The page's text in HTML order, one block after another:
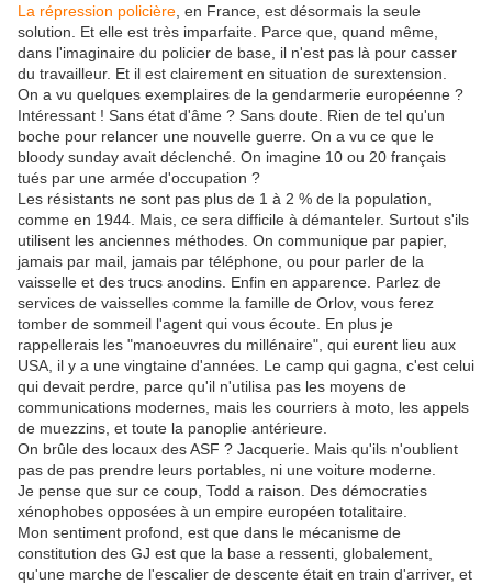
La répression policière , en France, est désormais la seule
solution. Et elle est très imparfaite. Parce que, quand même,
dans l'imaginaire du policier de base, il n'est pas là pour casser
du travailleur. Et il est clairement en situation de surextension.
On a vu quelques exemplaires de la gendarmerie européenne ?
Intéressant ! Sans état d'âme ? Sans doute. Rien de tel qu'un
boche pour relancer une nouvelle guerre. On a vu ce que le
bloody sunday avait déclenché. On imagine 10 ou 20 français
tués par une armée d'occupation ?
Les résistants ne sont pas plus de 1 à 2 % de la population,
comme en 1944. Mais, ce sera difficile à démanteler. Surtout s'ils
utilisent les anciennes méthodes. On communique par papier,
jamais par mail, jamais par téléphone, ou pour parler de la
vaisselle et des trucs anodins. Enfin en apparence. Parlez de
services de vaisselles comme la famille de Orlov, vous ferez
tomber de sommeil l'agent qui vous écoute. En plus je
rappellerais les "manoeuvres du millénaire", qui eurent lieu aux
USA, il y a une vingtaine d'années. Le camp qui gagna, c'est celui
qui devait perdre, parce qu'il n'utilisa pas les moyens de
communications modernes, mais les courriers à moto, les appels
de muezzins, et toute la panoplie antérieure.
On brûle des locaux des ASF ? Jacquerie. Mais qu'ils n'oublient
pas de pas prendre leurs portables, ni une voiture moderne.
Je pense que sur ce coup, Todd a raison. Des démocraties
xénophobes opposées à un empire européen totalitaire.
Mon sentiment profond, est que dans le mécanisme de
constitution des GJ est que la base a ressenti, globalement,
qu'une marche de l'escalier de descente était en train d'arriver, et